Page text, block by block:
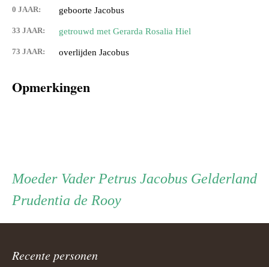
0 JAAR: geboorte Jacobus
33 JAAR: getrouwd met Gerarda Rosalia Hiel
73 JAAR: overlijden Jacobus
Opmerkingen
Persoon
ouder
Vader Vader
Petrus Jacobus Gelderland
MoederMoeder
Prudentia de Rooy
Recente personen